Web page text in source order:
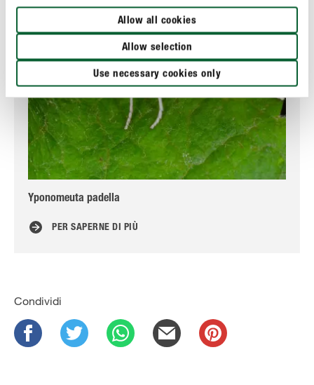
Allow all cookies
Allow selection
Use necessary cookies only
Yponomeuta padella
PER SAPERNE DI PIÙ
Condividi